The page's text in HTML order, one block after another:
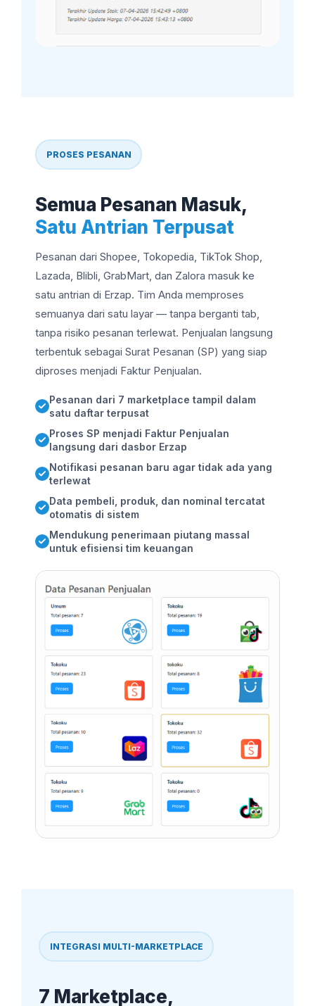
PROSES PESANAN
Semua Pesanan Masuk,
Satu Antrian Terpusat
Pesanan dari Shopee, Tokopedia, TikTok Shop,
Lazada, Blibli, GrabMart, dan Zalora masuk ke
satu antrian di Erzap. Tim Anda memproses
semuanya dari satu layar — tanpa berganti tab,
tanpa risiko pesanan terlewat. Penjualan langsung
terbentuk sebagai Surat Pesanan (SP) yang siap
diproses menjadi Faktur Penjualan.
Pesanan dari 7 marketplace tampil dalam
satu daftar terpusat
Proses SP menjadi Faktur Penjualan
langsung dari dasbor Erzap
Notifikasi pesanan baru agar tidak ada yang
terlewat
Data pembeli, produk, dan nominal tercatat
otomatis di sistem
Mendukung penerimaan piutang massal
untuk efisiensi tim keuangan
INTEGRASI MULTI-MARKETPLACE
7 Marketplace,